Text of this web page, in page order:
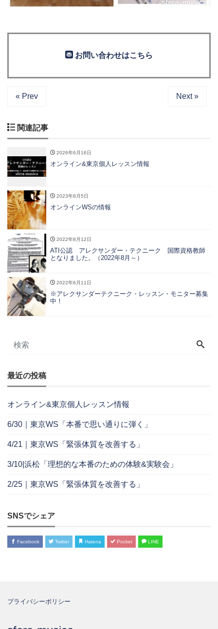
お問い合わせはこちら
« Prev Next »
関連記事
2026年6月16日
オンライン&東京個人レッスン情報
2023年8月5日
オンラインWSの情報
2022年8月12日
ATI公認 アレクサンダー・テクニーク 国際資格教師
となりました。（2022年8月～）
2022年6月11日
※アレクサンダーテクニーク・レッスン・モニター募集
中！
最近の投稿
オンライン&東京個人レッスン情報
6/30｜東京WS「本番で思い通りに弾く」
4/21｜東京WS「緊張体質を改善する」
3/10|浜松「理想的な本番のための体験&実験会」
2/25｜東京WS「緊張体質を改善する」
SNSでシェア
Facebook Twitter Hatena Pocket LINE
プライバシーポリシー